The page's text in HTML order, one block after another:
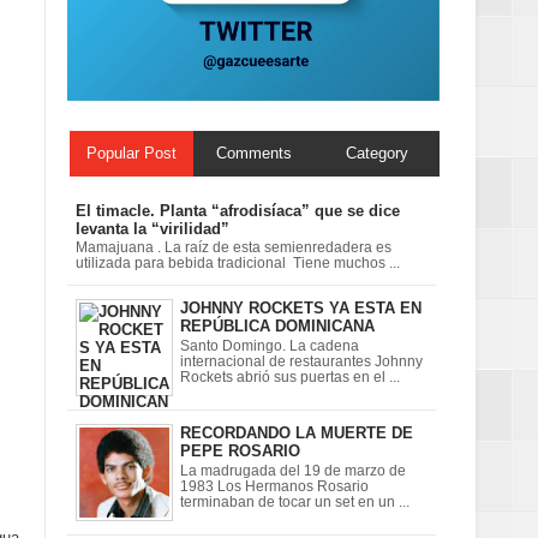
Popular Post Comments Category
El timacle. Planta “afrodisíaca” que se dice
levanta la “virilidad”
Mamajuana . La raíz de esta semienredadera es
utilizada para bebida tradicional Tiene muchos ...
JOHNNY ROCKETS YA ESTA EN
REPÚBLICA DOMINICANA
Santo Domingo. La cadena
internacional de restaurantes Johnny
Rockets abrió sus puertas en el ...
RECORDANDO LA MUERTE DE
PEPE ROSARIO
La madrugada del 19 de marzo de
1983 Los Hermanos Rosario
terminaban de tocar un set en un ...